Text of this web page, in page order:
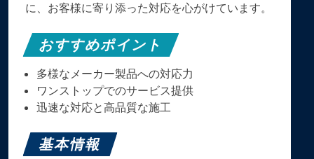
に、お客様に寄り添った対応を心がけています。
おすすめポイント
多様なメーカー製品への対応力
ワンストップでのサービス提供
迅速な対応と高品質な施工
基本情報